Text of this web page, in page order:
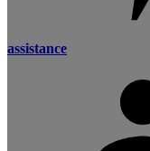
assistance